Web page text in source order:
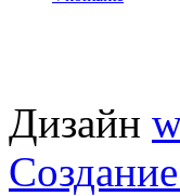
Дизайн